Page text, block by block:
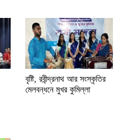
বৃষ্টি, রবীন্দ্রনাথ আর সংস্কৃতির
মেলবন্ধনে মুখর কুমিল্লা